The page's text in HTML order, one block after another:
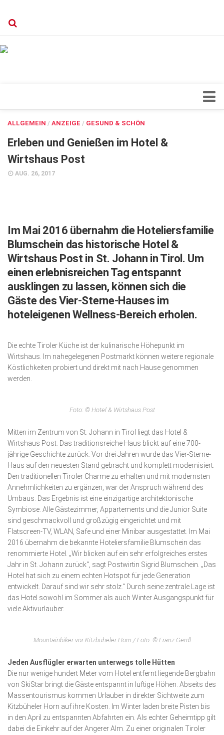
Blick ins Innere
Forschung
Herz & Kreislauf
Orthopädie
Wirtschaft, Recht, Finanzen
Zahn, Mund, Kiefer
Forum Gesundheit
Allgemein
Sehen
Innovationen
Kampf gegen Krebs
Hören
Lebensart
ALLGEMEIN / ANZEIGE / GESUND & SCHÖN
Erleben und Genießen im Hotel &
Wirtshaus Post
AUG. 26, 2017
Im Mai 2016 übernahm die Hoteliersfamilie
Blumschein das historische Hotel &
Wirtshaus Post in St. Johann in Tirol. Um
einen erlebnisreichen Tag entspannt
ausklingen zu lassen, können sich die
Gäste des Vier-Sterne-Hauses im
hoteleigenen Wellness-Bereich erholen.
Die echte Tiroler Küche ist der kulinarische Höhepunkt im
Wirtshaus. Im nahegelegenen Postmarkt können weitere regionale
Köstlichkeiten probiert und direkt mit nach Hause genommen
werden.
Foto: © Hotel & Wirtshaus Post
Mitten im Zentrum von St. Johann in Tirol liegt das Hotel &
Wirtshaus Post. Das traditionsreiche Haus blickt auf eine 700-
jährige Geschichte zurück. Vor drei Jahren wurde das Vier-Sterne-
Haus auf den neuesten Stand gebracht und komplett modernisiert.
Den traditionellen Tiroler Charme zu erhalten und mit modernsten
Annehmlichkeiten zu ergänzen, war der Anspruch während des
Umbaus. Das Ergebnis ist eine einzigartige architektonische
Symbiose. Alle Gästezimmer, Apparte­ments und die Junior Suite
sind geschmackvoll und großzügig eingerichtet und mit
Flatscreen-TV, WLAN, Safe und einer Minibar ausgestattet. Im Mai
2016 übernahm die bekannte Hoteliersfamilie Blumschein das
renommierte Hotel. „Wir blicken auf ein sehr erfolgreiches erstes
Jahr in St. Johann zurück“, sagt Postwirtin Sigrid Blum­schein. „Das
Hotel hat sich zu einem echten Hotspot für jede Gene­ra­tion
entwickelt. Darauf sind wir sehr stolz.“ Durch seine zentrale Lage ist
das Hotel sowohl im Sommer als auch Winter Ausgangs­punkt für
viele Aktivurlauber.
Mountainbiker vor Kitzbüheler Horn / Foto: © Franz Gerdl
Jeden Ausflügler erwarten unterwegs tolle Hütten
Die nur wenige hundert Meter vom Hotel entfernt liegende Bergbahn
von SkiStar bringt die Gäste entspannt in luftige Höhen. Abseits des
Massentourismus kommen Urlauber in direkter Sichtweite zum
Kitzbüheler Horn auf ihre Kosten. Im Winter laden breite Pisten bis
in den April zu entspannten Abfahrten ein. Als echter Geheimtipp gilt
dabei die Einkehr auf der Angerer Alm. Zu einer originalen Tiroler